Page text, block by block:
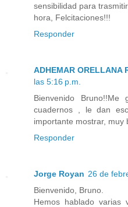
sensibilidad para
hora, Felcitaciones!!!
Responder
ADHEMAR ORELLANA
las 5:16 p.m.
Bienvenido
cuadernos , le dan
importante mostrar, muy
Responder
Jorge Royan 26 de
Bienvenido, Bruno.
Hemos hablado varias